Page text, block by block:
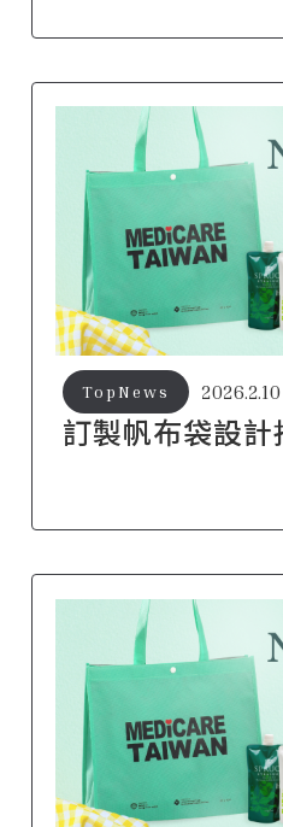
訂製帆布袋設計
造兼具風格與
2026.2.10
TopNews